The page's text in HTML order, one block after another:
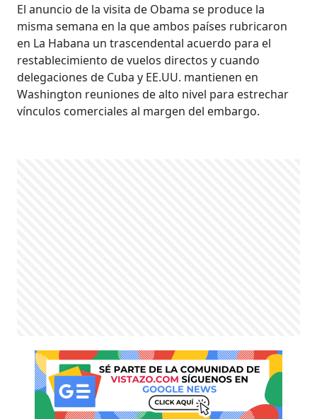
El anuncio de la visita de Obama se produce la
misma semana en la que ambos países rubricaron
en La Habana un trascendental acuerdo para el
restablecimiento de vuelos directos y cuando
delegaciones de Cuba y EE.UU. mantienen en
Washington reuniones de alto nivel para estrechar
vínculos comerciales al margen del embargo.